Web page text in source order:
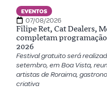
EVENTOS
07/08/2026
Filipe Ret, Cat Dealers,
completam
2026
Festival gratuito será
setembro, em Boa Vista,
artistas de Roraima,
criativa